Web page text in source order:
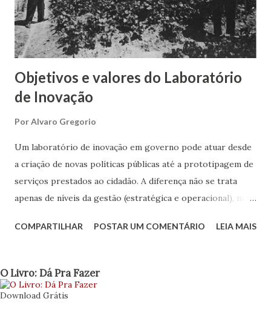
presença de “gente de fora”; a segurança digital terá que se
adequar ao ambiente de acesso irrestrito e wifi; os
horários de funcionamento podem sofrer mudan...
Objetivos e valores do Laboratório
de Inovação
PorAlvaro Gregorio
Um laboratório de inovação em governo pode atuar desde
a criação de novas políticas públicas até a prototipagem de
serviços prestados ao cidadão. A diferença não se trata
apenas de níveis da gestão (estratégica e operacional), mas
seus objetivos e quais valores irá agregar ao governo.
relacionar quesitos, estabelecer limites e buscar as
parcerias certas. Antes de apresentar uma nova
relação sobre os aspectos de construção do laboratório,
COMPARTILHAR POSTAR UM COMENTÁRIO LEIA MAIS
O Livro: Dá Pra Fazer
Download Grátis